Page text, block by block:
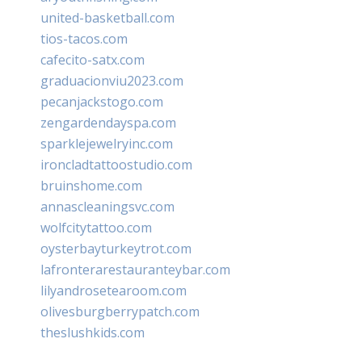
united-basketball.com
tios-tacos.com
cafecito-satx.com
graduacionviu2023.com
pecanjackstogo.com
zengardendayspa.com
sparklejewelryinc.com
ironcladtattoostudio.com
bruinshome.com
annascleaningsvc.com
wolfcitytattoo.com
oysterbayturkeytrot.com
lafronterarestauranteybar.com
lilyandrosetearoom.com
olivesburgberrypatch.com
theslushkids.com